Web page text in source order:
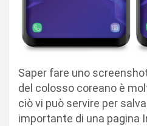
Saper fare uno
del colosso coreano è
ciò vi può servire per
importante di una pagina